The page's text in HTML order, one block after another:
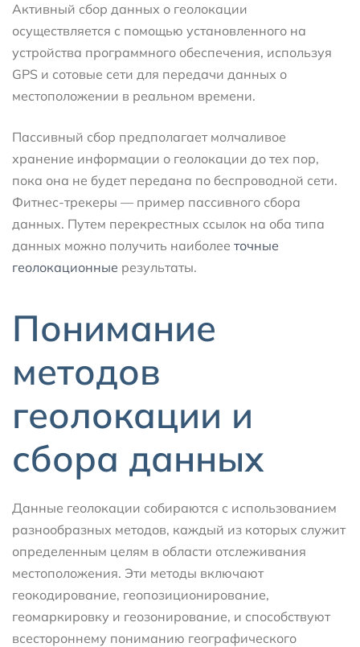
Активный сбор данных о геолокации
осуществляется с помощью установленного на
устройства программного обеспечения, используя
GPS и сотовые сети для передачи данных о
местоположении в реальном времени.
Пассивный сбор предполагает молчаливое
хранение информации о геолокации до тех пор,
пока она не будет передана по беспроводной сети.
Фитнес-трекеры — пример пассивного сбора
данных. Путем перекрестных ссылок на оба типа
данных можно получить наиболее точные
геолокационные результаты.
Понимание
методов
геолокации и
сбора данных
Данные геолокации собираются с использованием
разнообразных методов, каждый из которых служит
определенным целям в области отслеживания
местоположения. Эти методы включают
геокодирование, геопозиционирование,
геомаркировку и геозонирование, и способствуют
всестороннему пониманию географического